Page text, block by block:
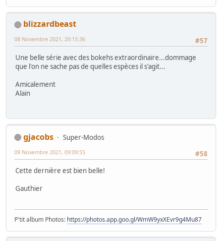
blizzardbeast
#57
08 Novembre 2021, 20:15:36
Une belle série avec des bokehs extraordinaire...dommage
que l'on ne sache pas de quelles espèces il s'agit...
Amicalement
Alain
gjacobs
Super-Modos
#58
09 Novembre 2021, 09:09:55
Cette dernière est bien belle!
Gauthier
P'tit album Photos: https://photos.app.goo.gl/WmW9yxXEvr9g4Mu87